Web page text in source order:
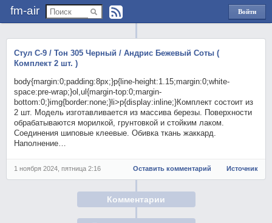
fm-air
Войти
через
Стул С-9 / Тон 305 Черный / Андрис Бежевый Соты (
Комплект 2 шт. )
body{margin:0;padding:8px;}p{line-height:1.15;margin:0;white-
space:pre-wrap;}ol,ul{margin-top:0;margin-
bottom:0;}img{border:none;}li>p{display:inline;}Комплект состоит из
2 шт. Модель изготавливается из массива березы. Поверхности
обрабатываются морилкой, грунтовкой и стойким лаком.
Соединения шиповые клеевые. Обивка ткань жаккард.
Наполнение…
1 ноября 2024, пятница 2:16 Оставить комментарий Источник
Комментарии